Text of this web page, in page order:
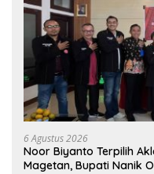
6 Agustus 2026
Noor Biyanto Terpilih
Magetan, Bupati Nanik